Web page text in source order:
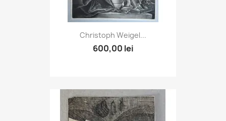
Christoph Weigel...
600,00 lei